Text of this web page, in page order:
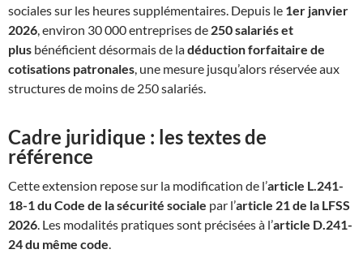
sociales sur les heures supplémentaires. Depuis le 1er janvier
2026, environ 30 000 entreprises de 250 salariés et
plus bénéficient désormais de ladéduction forfaitaire de
cotisations patronales, une mesure jusqu’alors réservée aux
structures de moins de 250 salariés.
Cadre juridique : les textes de
référence
Cette extension repose sur la modification de l’article L.241-
18-1 du Code de la sécurité sociale par l’article 21 de la LFSS
2026. Les modalités pratiques sont précisées à l’article D.241-
24 du même code.